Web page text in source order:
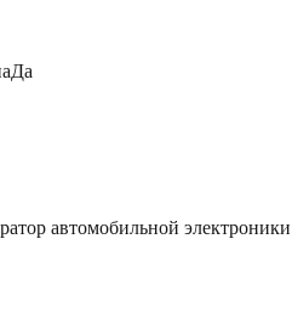
Да
автомобильной электроники